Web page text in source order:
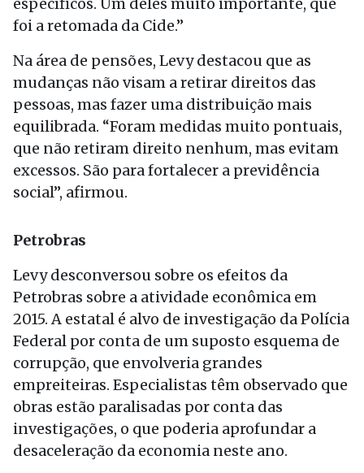
foi a retomada da Cide.”
Na área de pensões, Levy destacou que as
mudanças não visam a retirar direitos das
pessoas, mas fazer uma distribuição mais
equilibrada. “Foram medidas muito pontuais,
que não retiram direito nenhum, mas evitam
excessos. São para fortalecer a previdência
social”, afirmou.
Petrobras
Levy desconversou sobre os efeitos da
Petrobras sobre a atividade econômica em
2015. A estatal é alvo de investigação da Polícia
Federal por conta de um suposto esquema de
corrupção, que envolveria grandes
empreiteiras. Especialistas têm observado que
obras estão paralisadas por conta das
investigações, o que poderia aprofundar a
desaceleração da economia neste ano.